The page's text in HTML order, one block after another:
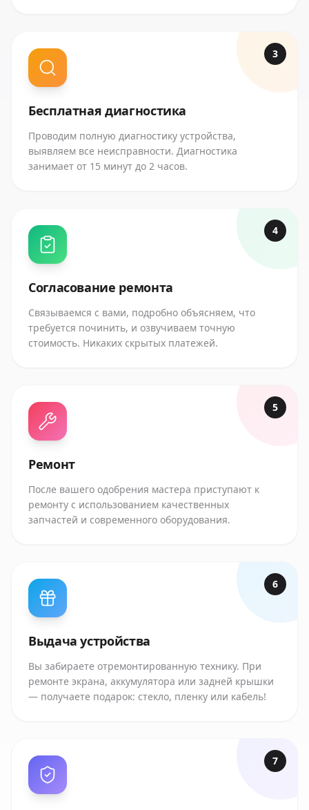
3
Бесплатная диагностика
Проводим полную диагностику устройства,
выявляем все неисправности. Диагностика
занимает от 15 минут до 2 часов.
4
Согласование ремонта
Связываемся с вами, подробно объясняем, что
требуется починить, и озвучиваем точную
стоимость. Никаких скрытых платежей.
5
Ремонт
После вашего одобрения мастера приступают к
ремонту с использованием качественных
запчастей и современного оборудования.
6
Выдача устройства
Вы забираете отремонтированную технику. При
ремонте экрана, аккумулятора или задней крышки
— получаете подарок: стекло, пленку или кабель!
7